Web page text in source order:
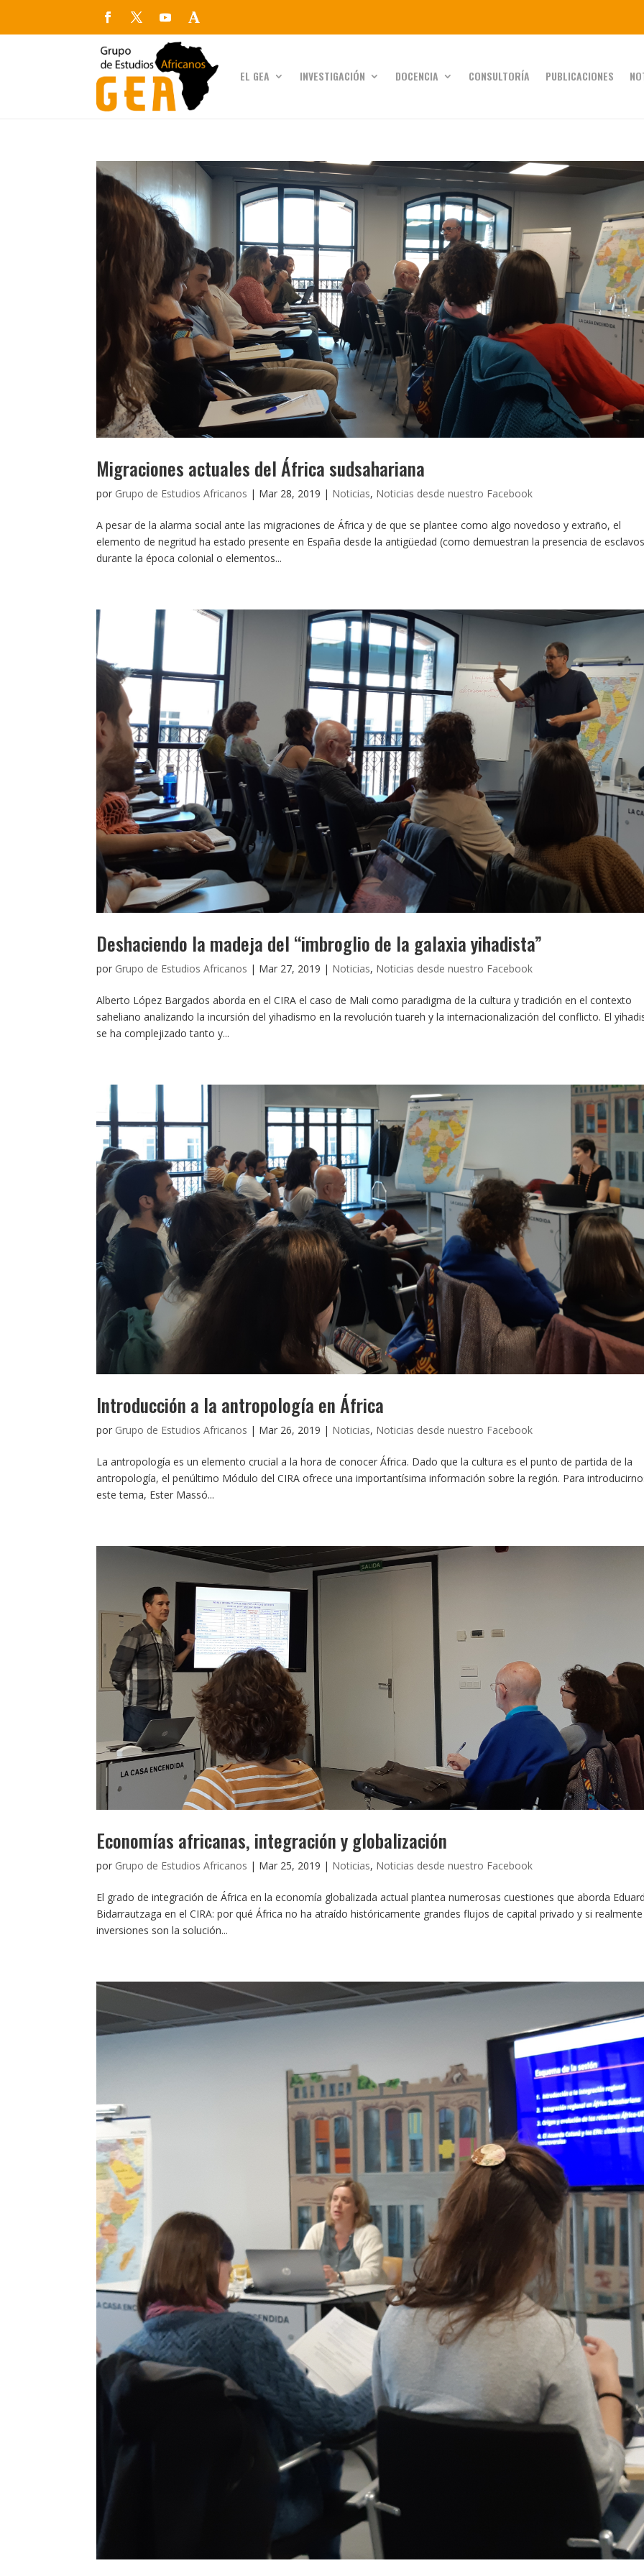
EL GEA INVESTIGACIÓN DOCENCIA CONSULTORÍA PUBLICACIONES
Migraciones actuales del África sudsahariana
por Grupo de Estudios Africanos | Mar 28, 2019 | Noticias, Noticias desde nuestro Facebook
A pesar de la alarma social ante las migraciones de África y de que se plantee como algo novedoso y extraño, el
elemento de negritud ha estado presente en España desde la antigüedad (como demuestran la presencia de
durante la época colonial o elementos...
Deshaciendo la madeja del “imbroglio de la galaxia yihadista”
por Grupo de Estudios Africanos | Mar 27, 2019 | Noticias, Noticias desde nuestro Facebook
Alberto López Bargados aborda en el CIRA el caso de Mali como paradigma de la cultura y tradición en el contexto
saheliano analizando la incursión del yihadismo en la revolución tuareh y la internacionalización del conflicto. El
se ha complejizado tanto y...
Introducción a la antropología en África
por Grupo de Estudios Africanos | Mar 26, 2019 | Noticias, Noticias desde nuestro Facebook
La antropología es un elemento crucial a la hora de conocer África. Dado que la cultura es el punto de partida de la
antropología, el penúltimo Módulo del CIRA ofrece una importantísima información sobre la región. Para
este tema, Ester Massó...
Economías africanas, integración y globalización
por Grupo de Estudios Africanos | Mar 25, 2019 | Noticias, Noticias desde nuestro Facebook
El grado de integración de África en la economía globalizada actual plantea numerosas cuestiones que aborda
Bidarrautzaga en el CIRA: por qué África no ha atraído históricamente grandes flujos de capital privado y si
inversiones son la solución...